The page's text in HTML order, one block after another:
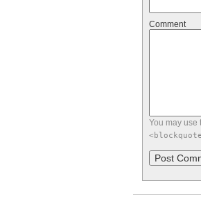
Comment
You may use